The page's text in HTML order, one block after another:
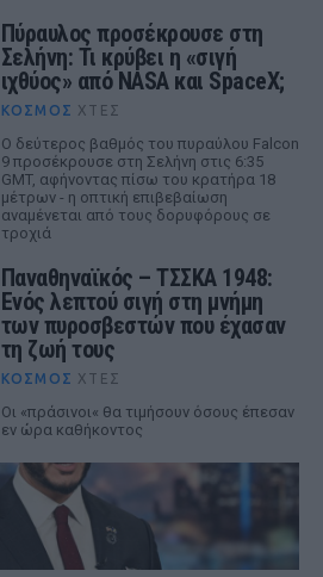
Πύραυλος προσέκρουσε στη
Σελήνη: Τι κρύβει η «σιγή
ιχθύος» από NASA και SpaceX;
ΚΌΣΜΟΣ ΧΤΕΣ
Ο δεύτερος βαθμός του πυραύλου Falcon
9 προσέκρουσε στη Σελήνη στις 6:35
GMT, αφήνοντας πίσω του κρατήρα 18
μέτρων - η οπτική επιβεβαίωση
αναμένεται από τους δορυφόρους σε
τροχιά
Παναθηναϊκός – ΤΣΣΚΑ 1948:
Ενός λεπτού σιγή στη μνήμη
των πυροσβεστών που έχασαν
τη ζωή τους
ΚΌΣΜΟΣ ΧΤΕΣ
Οι «πράσινοι« θα τιμήσουν όσους έπεσαν
εν ώρα καθήκοντος